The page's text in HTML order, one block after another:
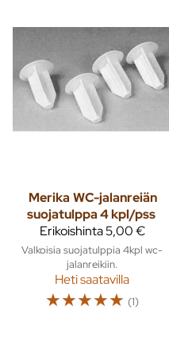
Merika WC-jalanreiän
suojatulppa 4 kpl/pss
Erikoishinta5,00 €
Valkoisia suojatulppia 4kpl wc-
jalanreikiin.
Heti saatavilla
☆☆☆☆☆ (1)